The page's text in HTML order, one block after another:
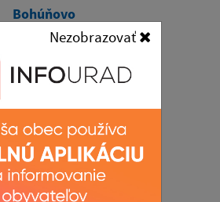
Nezobrazovať
Bohúňovo